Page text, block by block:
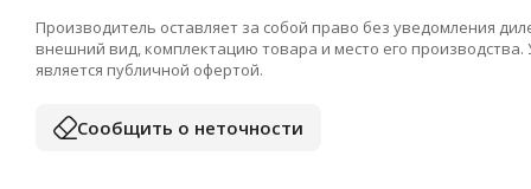
Производитель оставляет за собой право без уведомления
внешний вид, комплектацию товара и место его
является публичной офертой.
Сообщить о неточности